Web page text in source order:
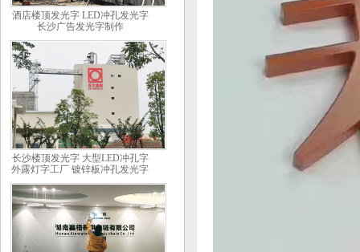
酒店楼顶发光字 LED冲孔发光字
长沙广告发光字制作
长沙楼顶发光字 大型LED冲孔字
外露灯字工厂 镀锌板冲孔发光字